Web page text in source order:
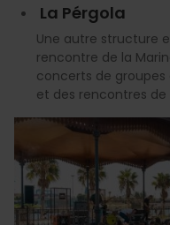
La Pérgola
Une autre structure
rencontre de la
concerts de groupes
et des rencontres